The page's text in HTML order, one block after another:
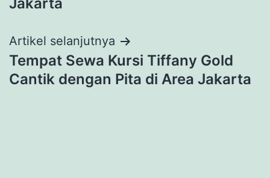
Jakarta
Artikel selanjutnya
Tempat Sewa Kursi Tiffany Gold
Cantik dengan Pita di Area Jakarta